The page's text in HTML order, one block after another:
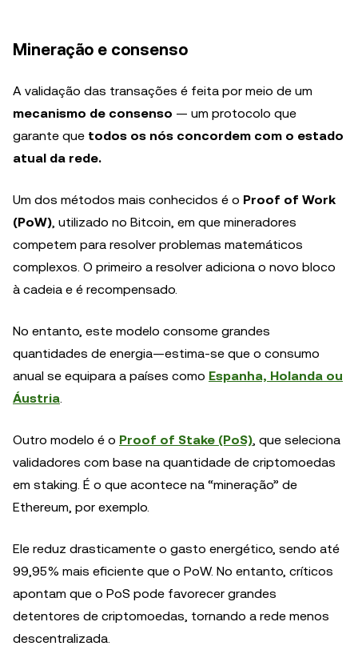
Mineração e consenso
A validação das transações é feita por meio de um
mecanismo de consenso — um protocolo que
garante que todos os nós concordem com o estado
atual da rede.
Um dos métodos mais conhecidos é o Proof of Work
(PoW), utilizado no Bitcoin, em que mineradores
competem para resolver problemas matemáticos
complexos. O primeiro a resolver adiciona o novo bloco
à cadeia e é recompensado.
No entanto, este modelo consome grandes
quantidades de energia—estima-se que o consumo
anual se equipara a países como Espanha, Holanda ou
Áustria.
Outro modelo é o Proof of Stake (PoS), que seleciona
validadores com base na quantidade de criptomoedas
em staking. É o que acontece na “mineração” de
Ethereum, por exemplo.
Ele reduz drasticamente o gasto energético, sendo até
99,95% mais eficiente que o PoW. No entanto, críticos
apontam que o PoS pode favorecer grandes
detentores de criptomoedas, tornando a rede menos
descentralizada.